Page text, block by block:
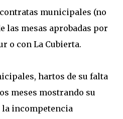
municipales (no
las mesas aprobadas por
o con La Cubierta.
hartos de su falta
meses mostrando su
la incompetencia